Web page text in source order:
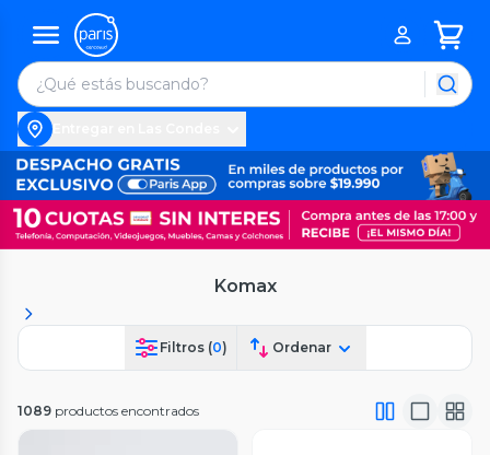
Komax
Filtros (0) Ordenar
1089 productos encontrados